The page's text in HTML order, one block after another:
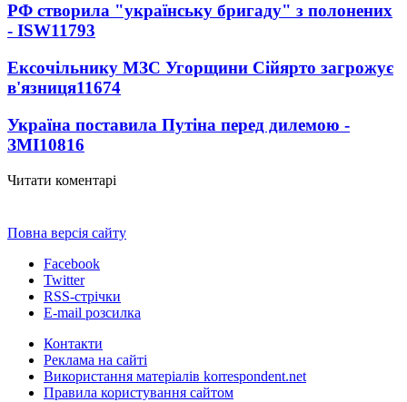
РФ створила "українську бригаду" з полонених
- ISW11793
Ексочільнику МЗС Угорщини Сійярто загрожує
в'язниця11674
Україна поставила Путіна перед дилемою -
ЗМІ10816
Читати коментарі
Повна версія сайту
Facebook
Twitter
RSS-стрічки
E-mail розсилка
Контакти
Реклама на сайті
Використання матеріалів korrespondent.net
Правила користування сайтом